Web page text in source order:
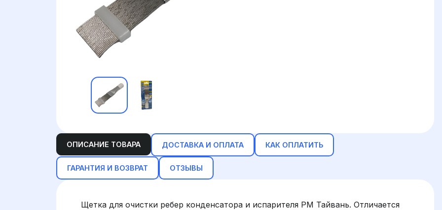
ОПИСАНИЕ ТОВАРА ДОСТАВКА И ОПЛАТА КАК ОПЛАТИТЬ
ГАРАНТИЯ И ВОЗВРАТ ОТЗЫВЫ
Щетка для очистки ребер конденсатора и испарителя PM Тайвань. Отличается